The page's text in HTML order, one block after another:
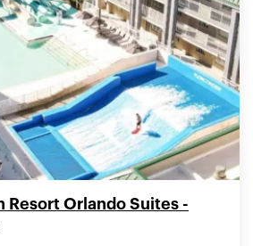
Resort Orlando Suites -